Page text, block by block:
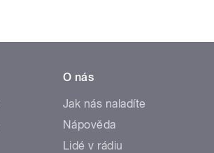
O nás
Jak nás naladíte
Nápověda
Lidé v rádiu